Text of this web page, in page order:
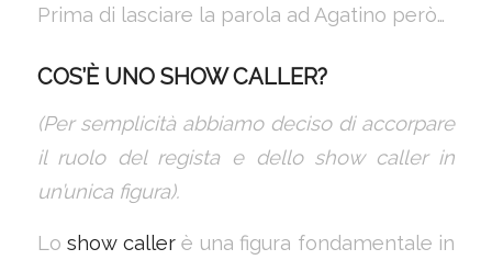
Prima di lasciare la parola ad Agatino però…
COS’È UNO SHOW CALLER?
(Per semplicità abbiamo deciso di accorpare
il ruolo del regista e dello show caller in
un’unica figura).
Loshow callerè una figura fondamentale in